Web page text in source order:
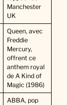
Manchester
UK
Queen, avec
Freddie
Mercury,
offrent ce
anthem royal
de A Kind of
Magic (1986)
ABBA, pop